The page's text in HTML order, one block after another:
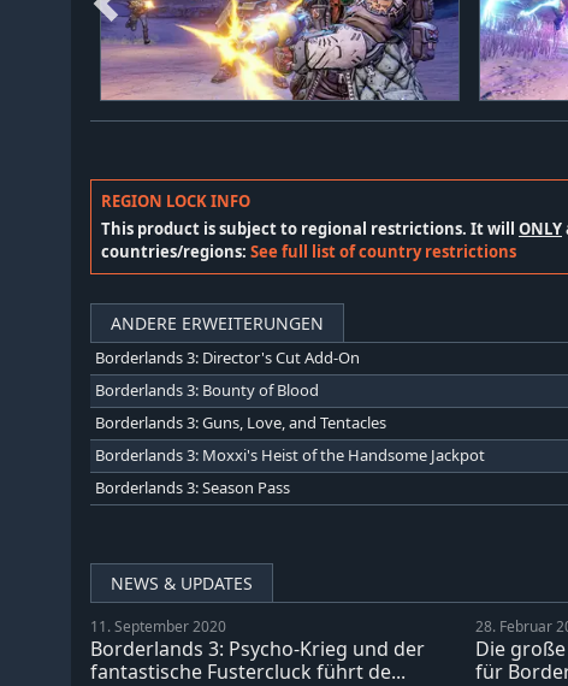
REGION LOCK INFO
This product is subject to regional restrictions. It will ONLY
countries/regions: See full list of country restrictions
ANDERE ERWEITERUNGEN
Borderlands 3: Director's Cut Add-On
Borderlands 3: Bounty of Blood
Borderlands 3: Guns, Love, and Tentacles
Borderlands 3: Moxxi's Heist of the Handsome Jackpot
Borderlands 3: Season Pass
NEWS & UPDATES
11. September 2020
Borderlands 3: Psycho-Krieg und der
fantastische Fustercluck führt de...
28. Februar
Die
für